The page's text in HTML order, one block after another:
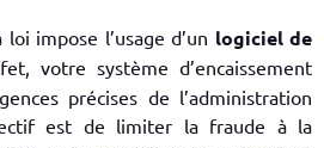
loi impose l’usage d’un logiciel de
votre système d’encaissement
précises de l’administration
est de limiter la fraude à la